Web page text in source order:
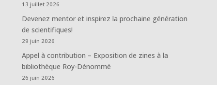
13 juillet 2026
Devenez mentor et inspirez la prochaine génération
de scientifiques!
29 juin 2026
Appel à contribution – Exposition de zines à la
bibliothèque Roy-Dénommé
26 juin 2026